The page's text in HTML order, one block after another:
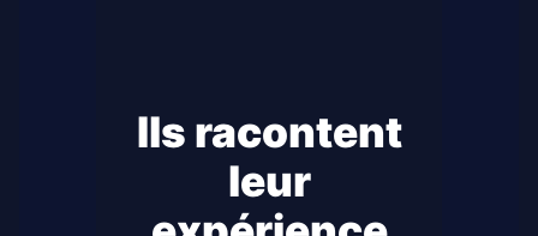
Ils racontent
leur